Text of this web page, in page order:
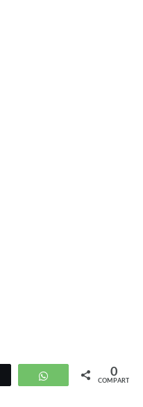
WhatsApp 0
COMPARTIR